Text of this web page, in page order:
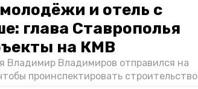
и отель с
глава Ставрополья
на КМВ
Владимир Владимиров отправился на
проинспектировать строительство